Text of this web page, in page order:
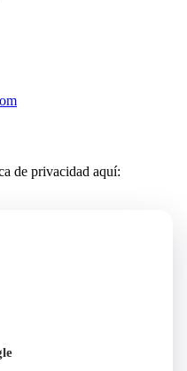
de privacidad aquí: